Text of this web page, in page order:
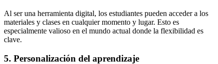
Al ser una herramienta digital, los estudiantes pueden acceder a los
materiales y clases en cualquier momento y lugar. Esto es
especialmente valioso en el mundo actual donde la flexibilidad es
clave.
5. Personalización del aprendizaje